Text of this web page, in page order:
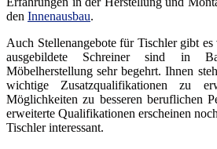
den Innenausbau.
Auch Stellenangebote für Tischler gibt
ausgebildete Schreiner sind in
Möbelherstellung sehr begehrt. Ihnen
wichtige Zusatzqualifikationen zu
Möglichkeiten zu besseren beruflichen
erweiterte Qualifikationen erscheinen
Tischler interessant.